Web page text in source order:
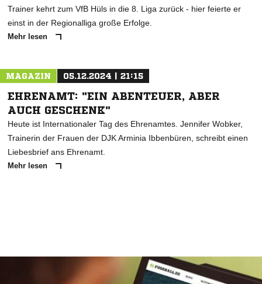
Trainer kehrt zum VfB Hüls in die 8. Liga zurück - hier feierte er
einst in der Regionalliga große Erfolge.
Mehr lesen
MAGAZIN 05.12.2024 | 21:15
EHRENAMT: "EIN ABENTEUER, ABER
AUCH GESCHENK"
Heute ist Internationaler Tag des Ehrenamtes. Jennifer Wobker,
Trainerin der Frauen der DJK Arminia Ibbenbüren, schreibt einen
Liebesbrief ans Ehrenamt.
Mehr lesen